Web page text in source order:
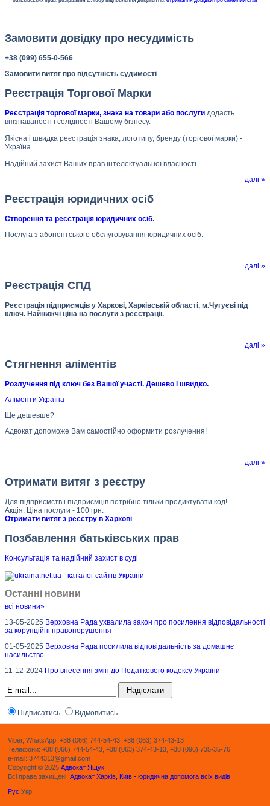
Замовити довідку про несудимість
+38 (099) 655-0-566
Замовити витяг про відсутність судимості
Реєстрація Торгової Марки
Реєстрація торгової марки, знака на товари або послуги додасть
впізнаваності і солідності Вашому бізнесу.
Якісна і швидка реєстрація знака, логотипу, бренду (торгової марки) -
Україна
Надійний захист Ваших прав інтелектуальної власності.
далі »
Реєстрація юридичних осіб
Створення та реєстрація юридичних осіб.
Послуга з абонентського обслуговування юридичних осіб.
далі »
Реєстрація СПД
Реєстрація підприємців у Харкові, Харківській області, м.Чугуєві під
ключ. Найнижчі ціна на послуги з реєстрації.
далі »
Стягнення аліментів
Розлучення під ключ без Вашої участі. Дешево і швидко.
Аліменти Україна
Ще дешевше?
Адвокат допоможе Вам самостійно оформити розлучення!
далі »
Отримати витяг з реєстру
Для підприємств і підприємців потрібно тільки продиктувати код!
Акція: Ціна послуги - 100 грн.
Отримати витяг з реєстру в Харкові
Позбавлення батьківських прав
Консультація та надійний захист в суді
Останні новини
всі новини»
13-05-2025 Верховна Рада ухвалила закон про посилення відповідальності
за корупційні правопорушення
01-05-2025 Верховна Рада посилила відповідальність за домашнє
насильство
11-12-2024 Про внесення змін до Податкового кодексу України
Підписатись Відмовитись
Viber, WhatsApp: +38 (066) 744-54-43, +38 (063) 374-43-13
Телефони: +38 (066) 744-54-43, +38 (063) 374-43-13, +38 (096) 735-35-76
e-mail: 3744313@gmail.com
Copyright © 2025 Адвокат Ящук
Всі права захищені. Адвокат Харків, Київ - юридична допомога всіх видів
Рус Укр